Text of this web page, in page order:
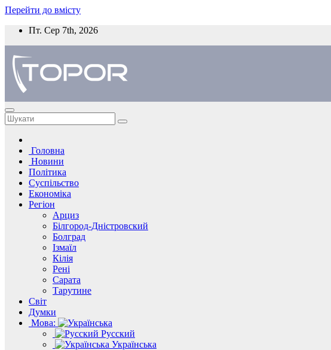
Перейти до вмісту
Пт. Сер 7th, 2026
Головна
Новини
Політика
Суспільство
Економіка
Регіон
Арциз
Білгород-Дністровский
Болград
Ізмаїл
Кілія
Рені
Сарата
Тарутине
Світ
Думки
Мова:
Русский
Українська